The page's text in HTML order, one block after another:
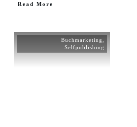
Read More
Buchmarketing
Selfpublishing